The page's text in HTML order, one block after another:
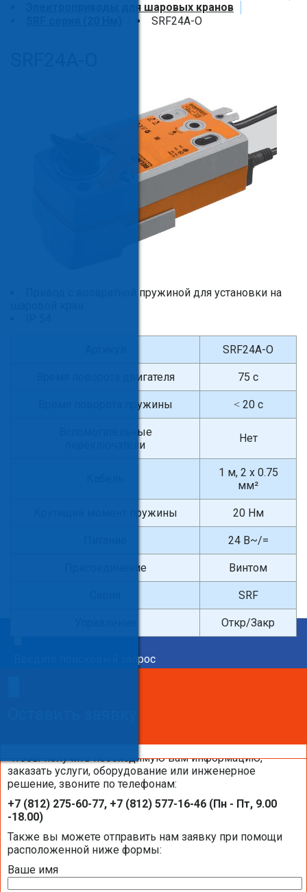
Введите поисковый запрос
Электроприводы для шаровых кранов
SRF24A-O
Привод c возвратной пружиной для установки на
SRF24A-O
Время поворота двигателя 75 с
Время поворота пружины ˂ 20 с
Вспомогательные
переключатели
Нет
1 м, 2 x 0.75
мм²
Крутящий момент пружины 20 Нм
24 В~/=
Присоединение Винтом
SRF
Откр/Закр
Оставить заявку
Чтобы получить необходимую вам информацию,
заказать услуги, оборудование или инженерное
решение, звоните по телефонам:
+7 (812) 275-60-77, +7 (812) 577-16-46 (Пн - Пт, 9.00
-18.00)
Также вы можете отправить нам заявку при помощи
расположенной ниже формы:
Ваше имя
Каталоги и брошюры BELIMO
Общая информация BELIMO
Презентация компании BELIMO 2016 (2,51